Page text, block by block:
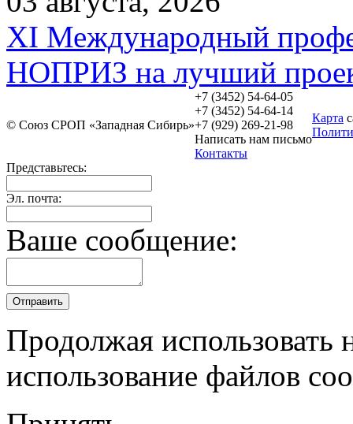
XI Международный
НОПРИЗ на лучший
© Союз СРОП «Западная Сибирь»
+7 (3452) 54-64-05
+7 (3452) 54-64-14
+7 (929) 269-21-98
Написать нам письмо
Контакты
Карта
Представьтесь:
Эл. почта:
Ваше сообщение:
Продолжая использовать
использование файлов